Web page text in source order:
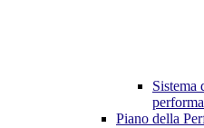
Sistema
Piano della